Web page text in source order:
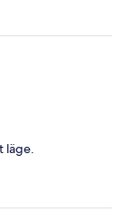
läge.